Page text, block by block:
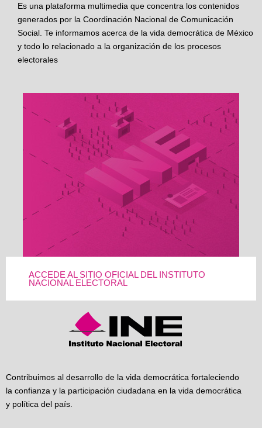
Es una plataforma multimedia que concentra los contenidos
generados por la Coordinación Nacional de Comunicación
Social. Te informamos acerca de la vida democrática de México
y todo lo relacionado a la organización de los procesos
electorales
ACCEDE AL SITIO OFICIAL DEL INSTITUTO
NACIONAL ELECTORAL
Contribuimos al desarrollo de la vida democrática fortaleciendo
la confianza y la participación ciudadana en la vida democrática
y política del país.